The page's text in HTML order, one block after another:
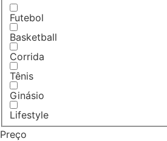
Futebol
Basketball
Corrida
Tênis
Ginásio
Lifestyle
Preço